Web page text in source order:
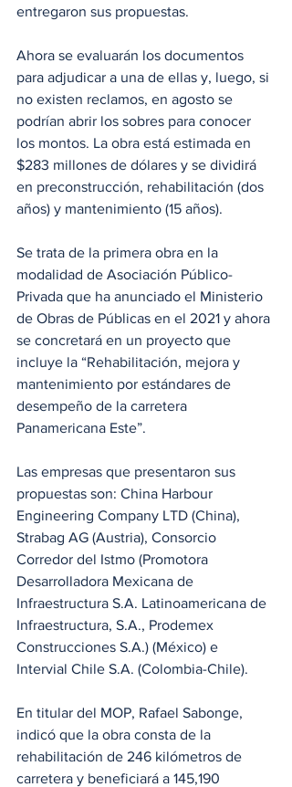
entregaron sus propuestas.
Ahora se evaluarán los documentos
para adjudicar a una de ellas y, luego, si
no existen reclamos, en agosto se
podrían abrir los sobres para conocer
los montos. La obra está estimada en
$283 millones de dólares y se dividirá
en preconstrucción, rehabilitación (dos
años) y mantenimiento (15 años).
Se trata de la primera obra en la
modalidad de Asociación Público-
Privada que ha anunciado el Ministerio
de Obras de Públicas en el 2021 y ahora
se concretará en un proyecto que
incluye la “Rehabilitación, mejora y
mantenimiento por estándares de
desempeño de la carretera
Panamericana Este”.
Las empresas que presentaron sus
propuestas son: China Harbour
Engineering Company LTD (China),
Strabag AG (Austria), Consorcio
Corredor del Istmo (Promotora
Desarrolladora Mexicana de
Infraestructura S.A. Latinoamericana de
Infraestructura, S.A., Prodemex
Construcciones S.A.) (México) e
Intervial Chile S.A. (Colombia-Chile).
En titular del MOP, Rafael Sabonge,
indicó que la obra consta de la
rehabilitación de 246 kilómetros de
carretera y beneficiará a 145,190